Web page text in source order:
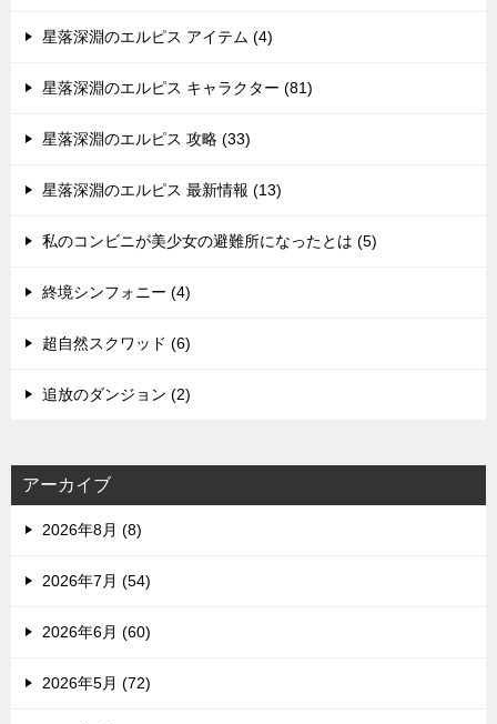
星落深淵のエルピス アイテム (4)
星落深淵のエルピス キャラクター (81)
星落深淵のエルピス 攻略 (33)
星落深淵のエルピス 最新情報 (13)
私のコンビニが美少女の避難所になったとは (5)
終境シンフォニー (4)
超自然スクワッド (6)
追放のダンジョン (2)
アーカイブ
2026年8月 (8)
2026年7月 (54)
2026年6月 (60)
2026年5月 (72)